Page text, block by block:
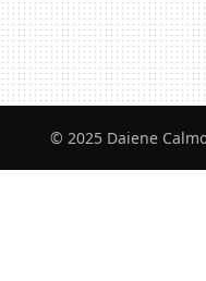
© 2025 Daiene